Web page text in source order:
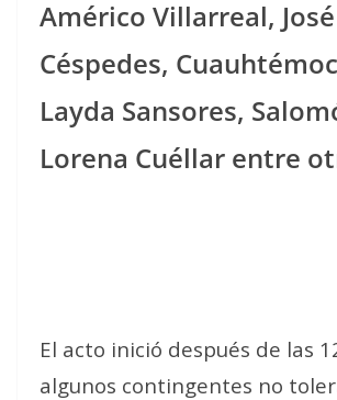
Américo Villarreal,
Céspedes,
Layda Sansores,
Lorena Cuéllar entre
El acto inició después de las
algunos contingentes no